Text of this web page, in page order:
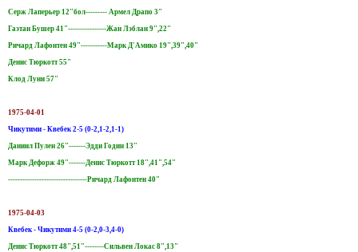
Серж Лаперьер 12"бол--------- Aрмел Драпо 3"
Гаэтан Бушер 41"----------------Жан Лэблан 9",22"
Ричард Лафонтен 49"-----------Марк Д'Амико 19",39",40"
Денис Тюркотт 55"
Клод Луни 57"
1975-04-01
Чикутими - Квебек 2-5 (0-2,1-2,1-1)
Даниил Пулен 26"-------Эдди Годин 13"
Марк Дефорж 49"-------Денис Тюркотт 18",41",54"
---------------------------------Ричард Лафонтен 40"
1975-04-03
Квебек - Чикутими 4-5 (0-2,0-3,4-0)
Денис Тюркотт 48",51"--------Сильвен Локас 8",13"